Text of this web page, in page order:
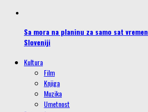
Sa mora na planinu za samo sat
Sloveniji
Kultura
Film
Knjiga
Muzika
Umetnost